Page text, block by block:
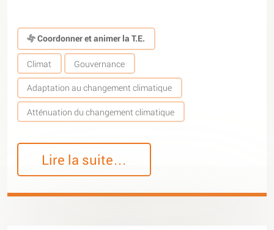
Coordonner et animer la T.E.
Climat Gouvernance
Adaptation au changement climatique
Atténuation du changement climatique
Lire la suite…